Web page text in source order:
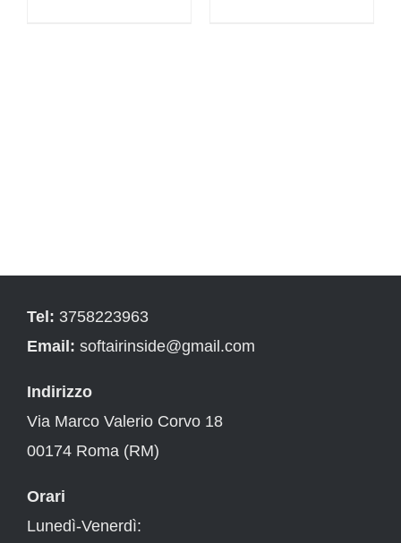
Tel: 3758223963
Email: softairinside@gmail.com
Indirizzo
Via Marco Valerio Corvo 18
00174 Roma (RM)
Orari
Lunedì-Venerdì: